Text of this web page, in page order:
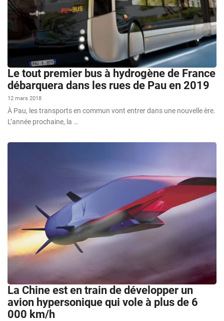
Le tout premier bus à hydrogène de France
débarquera dans les rues de Pau en 2019
12 mars 2018
À Pau, les transports en commun vont entrer dans une nouvelle ère.
L’année prochaine, la …
La Chine est en train de développer un
avion hypersonique qui vole à plus de 6
000 km/h